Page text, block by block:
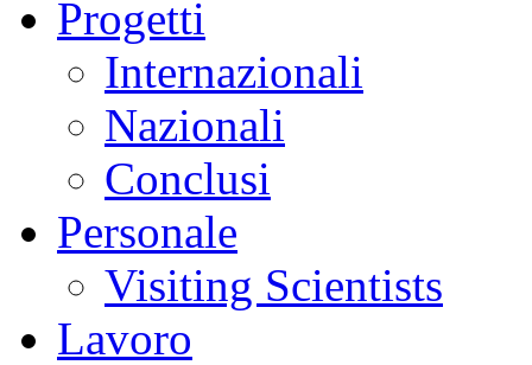
Progetti
Internazionali
Nazionali
Conclusi
Personale
Visiting Scientists
Lavoro